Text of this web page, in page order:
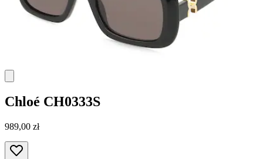
Chloé CH0333S
989,00 zł